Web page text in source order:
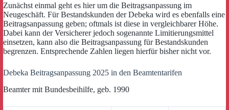
Zunächst einmal geht es hier um die Beitragsanpassung im
Neugeschäft. Für Bestandskunden der Debeka wird es ebenfalls eine
Beitragsanpassung geben; oftmals ist diese in vergleichbarer Höhe.
Dabei kann der Versicherer jedoch sogenannte Limitierungsmittel
einsetzen, kann also die Beitragsanpassung für Bestandskunden
begrenzen. Entsprechende Zahlen liegen hierfür bisher nicht vor.
Debeka Beitragsanpassung 2025 in den Beamtentarifen
Beamter mit Bundesbeihilfe, geb. 1990